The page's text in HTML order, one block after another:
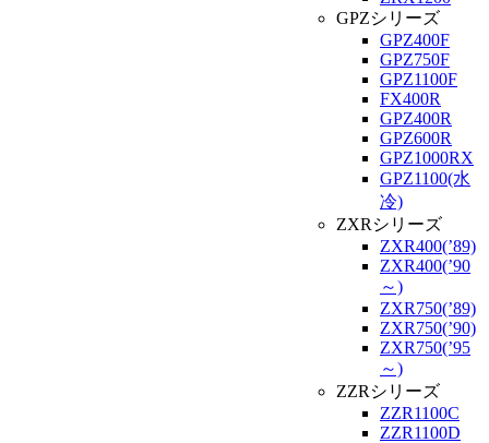
GPZシリーズ
GPZ400F
GPZ750F
GPZ1100F
FX400R
GPZ400R
GPZ600R
GPZ1000RX
GPZ1100(水
冷)
ZXRシリーズ
ZXR400(’89)
ZXR400(’90
～)
ZXR750(’89)
ZXR750(’90)
ZXR750(’95
～)
ZZRシリーズ
ZZR1100C
ZZR1100D